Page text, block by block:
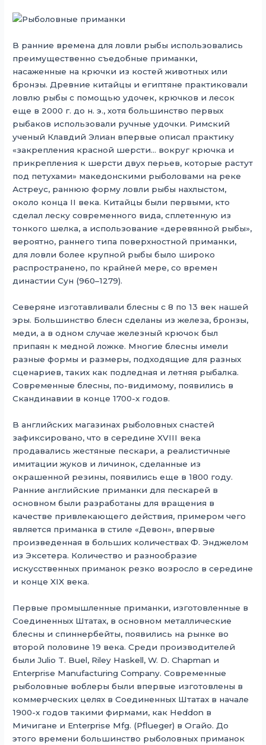
В ранние времена для ловли рыбы использовались
преимущественно съедобные приманки,
насаженные на крючки из костей животных или
бронзы. Древние китайцы и египтяне практиковали
ловлю рыбы с помощью удочек, крючков и лесок
еще в 2000 г. до н. э., хотя большинство первых
рыбаков использовали ручные удочки. Римский
ученый Клавдий Элиан впервые описал практику
«закрепления красной шерсти… вокруг крючка и
прикрепления к шерсти двух перьев, которые растут
под петухами» македонскими рыболовами на реке
Астреус, раннюю форму ловли рыбы нахлыстом,
около конца II века. Китайцы были первыми, кто
сделал леску современного вида, сплетенную из
тонкого шелка, а использование «деревянной рыбы»,
вероятно, раннего типа поверхностной приманки,
для ловли более крупной рыбы было широко
распространено, по крайней мере, со времен
династии Сун (960–1279).
Северяне изготавливали блесны с 8 по 13 век нашей
эры. Большинство блесн сделаны из железа, бронзы,
меди, а в одном случае железный крючок был
припаян к медной ложке. Многие блесны имели
разные формы и размеры, подходящие для разных
сценариев, таких как подледная и летняя рыбалка.
Современные блесны, по-видимому, появились в
Скандинавии в конце 1700-х годов.
В английских магазинах рыболовных снастей
зафиксировано, что в середине XVIII века
продавались жестяные пескари, а реалистичные
имитации жуков и личинок, сделанные из
окрашенной резины, появились еще в 1800 году.
Ранние английские приманки для пескарей в
основном были разработаны для вращения в
качестве привлекающего действия, примером чего
является приманка в стиле «Девон», впервые
произведенная в больших количествах Ф. Энджелом
из Эксетера. Количество и разнообразие
искусственных приманок резко возросло в середине
и конце XIX века.
Первые промышленные приманки, изготовленные в
Соединенных Штатах, в основном металлические
блесны и спиннербейты, появились на рынке во
второй половине 19 века. Среди производителей
были Julio T. Buel, Riley Haskell, W. D. Chapman и
Enterprise Manufacturing Company. Современные
рыболовные воблеры были впервые изготовлены в
коммерческих целях в Соединенных Штатах в начале
1900-х годов такими фирмами, как Heddon в
Мичигане и Enterprise Mfg. (Pflueger) в Огайо. До
этого времени большинство рыболовных приманок